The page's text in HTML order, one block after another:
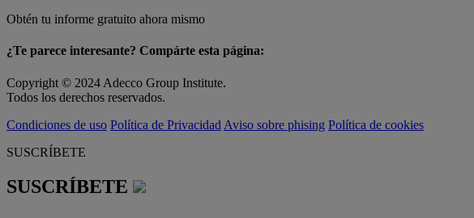
Obtén tu informe gratuito ahora mismo
¿Te parece interesante? Compárte esta página:
Copyright © 2024 Adecco Group Institute.
Todos los derechos reservados.
Condiciones de uso Política de Privacidad Aviso sobre phising Política de cookies
SUSCRÍBETE
SUSCRÍBETE